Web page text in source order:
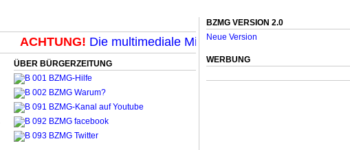
ACHTUNG!Die multimediale Mit-Mach-Zeitung für
ÜBER BÜRGERZEITUNG
BZMG VERSION 2.0
Neue Version
WERBUNG